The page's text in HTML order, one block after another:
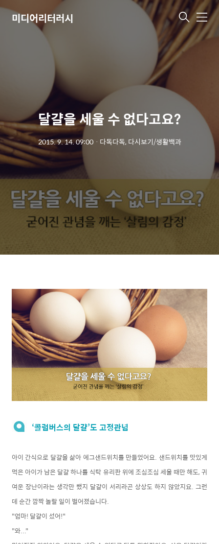
미디어리터러시 메
뉴
달걀을 세울 수 없다고요?
2015. 9. 14. 09:00ㆍ 다독다독, 다시보기/생활백과
‘콜럼버스의 달걀’도 고정관념
아이 간식으로 달걀을 삶아 에그샌드위치를 만들었어요. 샌드위치를 맛있게
먹은 아이가 남은 달걀 하나를 식탁 유리판 위에 조심조심 세울 때만 해도, 귀
여운 장난이라는 생각만 했지 달걀이 서리라곤 상상도 하지 않았지요. 그런
데 순간 깜짝 놀랄 일이 벌어졌습니다.
"엄마! 달걀이 섰어!"
"와..."